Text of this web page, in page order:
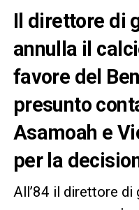
Il direttore di
annulla il
favore del
presunto
Asamoah e
per la
All’84 il direttore di